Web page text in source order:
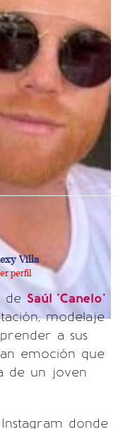
Villa
perfil
deSaúl 'Canelo'
modelaje
a sus
emoción que
de un joven
donde